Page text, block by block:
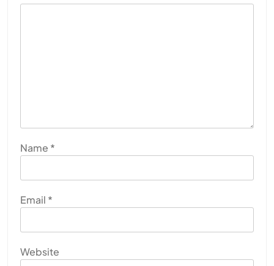
Name *
Email *
Website